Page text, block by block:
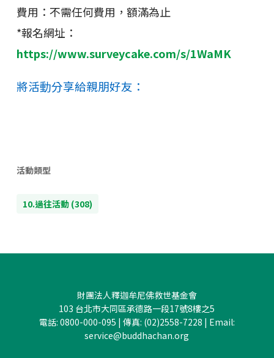
費用：不需任何費用，額滿為止
*報名網址：
https://www.surveycake.com/s/1WaMK
將活動分享給親朋好友：
活動類型
10.過往活動(308)
財團法人釋迦牟尼佛救世基金會
103 台北市大同區承德路一段17號8樓之5
電話: 0800-000-095 | 傳真: (02)2558-7228 | Email:
service@buddhachan.org